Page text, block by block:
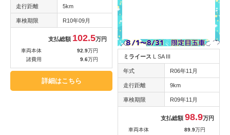
走行距離 5km
車検期限 R10年09月
支払総額 102.5万円
車両本体 92.9万円
諸費用
9.6万円
詳細はこちら
ミライース L SA III
年式 R06年11月
走行距離 9km
車検期限 R09年11月
支払総額 98.9万円
車両本体 89.9万円